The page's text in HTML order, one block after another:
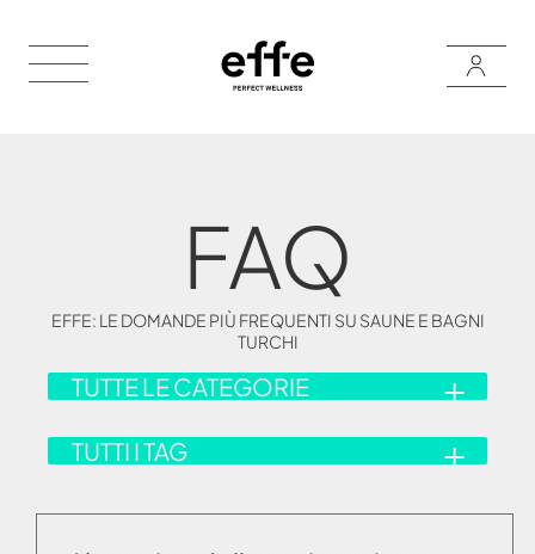
FAQ
EFFE: LE DOMANDE PIÙ FREQUENTI SU SAUNE E BAGNI
TURCHI